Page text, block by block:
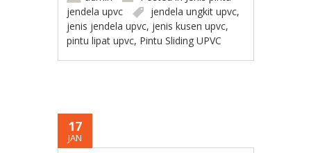
jendela upvc
jendela ungkit upvc,
jenis jendela upvc, jenis kusen upvc,
pintu lipat upvc, Pintu Sliding UPVC
17
JAN